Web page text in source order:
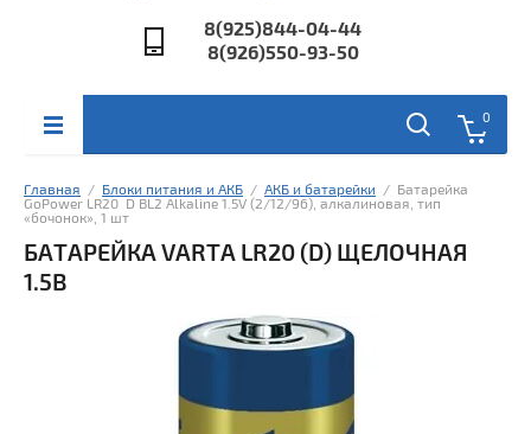
8(925)844-04-44
8(926)550-93-50
0
Главная
  /
Блоки питания и АКБ
  /
АКБ и батарейки
  /  Батарейка
GoPower LR20  D BL2 Alkaline 1.5V (2/12/96), алкалиновая, тип
«бочонок», 1 шт
БАТАРЕЙКА VARTA LR20 (D) ЩЕЛОЧНАЯ
1.5В